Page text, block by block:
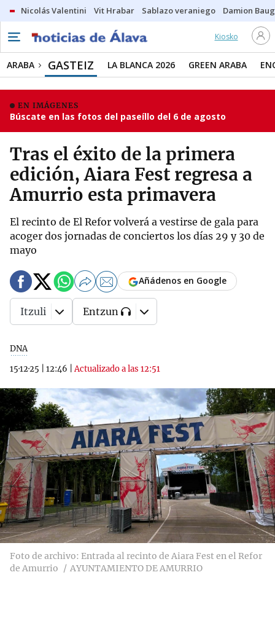
Nicolás Valentini Vit Hrabar Sablazo veraniego Damion
Kiosko
ARABA GASTEIZ LA BLANCA 2026 GREEN ARABA
EN IMÁGENES
Búscate en las fotos del paseíllo del 6 de agosto
Tras el éxito de la primera
edición, Aiara Fest regresa a
Amurrio esta primavera
El recinto de El Refor volverá a vestirse de gala para
acoger dos jornadas de conciertos los días 29 y 30 de
mayo
DNA
15·12·25
12:46 |Actualizado a las 12:51
Añádenos en Google
Itzuli Entzun
Foto de archivo: Entrada al recinto de Aiara Fest en el Refor
de Amurrio
AYUNTAMIENTO DE AMURRIO